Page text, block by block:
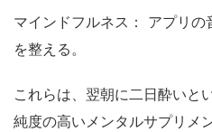
マインドフルネス： アプリの
を整える。
これらは、翌朝に二日酔いと
純度の高いメンタルサプリメ